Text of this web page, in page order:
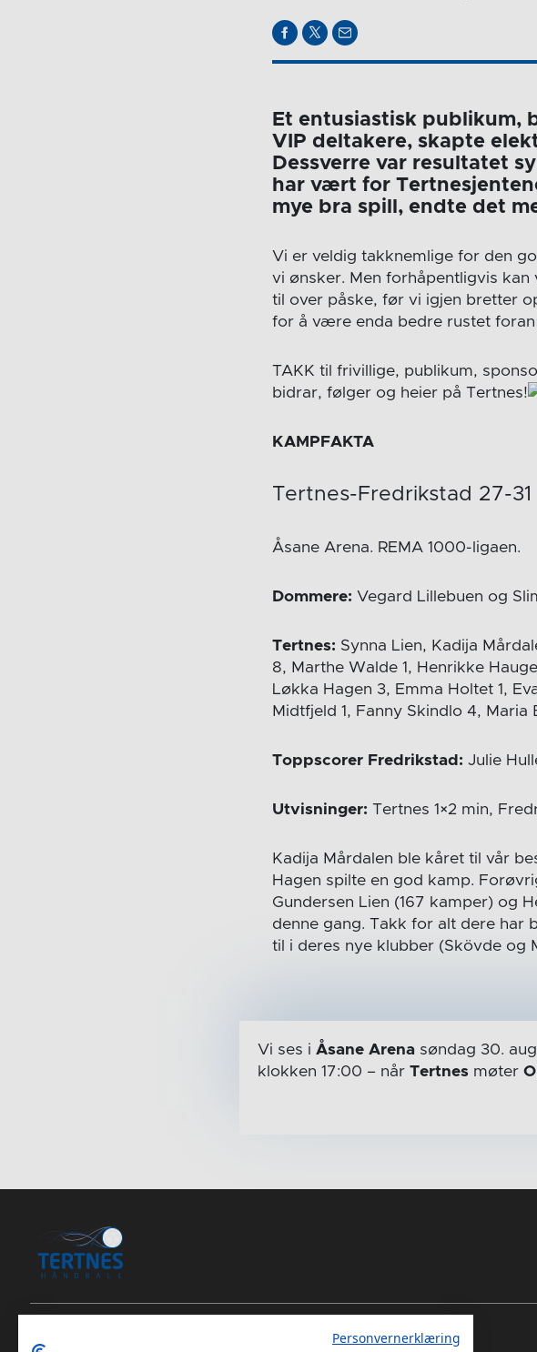
Et entusiastisk publikum,
VIP deltakere, skapte
Dessverre var resultatet
har vært for
mye bra spill, endte det
Vi er veldig takknemlige for den
vi ønsker. Men forhåpentligvis
til over påske, før vi igjen bretter
for å være enda bedre rustet
TAKK til frivillige, publikum,
bidrar, følger og heier på Tertnes!
KAMPFAKTA
Tertnes-Fredrikstad 27-31
Åsane Arena. REMA 1000-ligaen.
Dommere:Vegard Lillebuen og
Tertnes: Synna Lien, Kadija
8, Marthe Walde 1, Henrikke
Løkka Hagen 3, Emma Holtet 1,
Midtfjeld 1, Fanny Skindlo 4, Maria
Toppscorer Fredrikstad:Julie
Utvisninger: Tertnes 1×2 min,
Kadija Mårdalen ble kåret til vår
Hagen spilte en god kamp.
Gundersen Lien (167 kamper) og
denne gang. Takk for alt dere har
til i deres nye klubber (Skövde og
Vi ses i Åsane Arenasøndag 30.
klokken 17:00 – når Tertnes møter
Personvernerklæring